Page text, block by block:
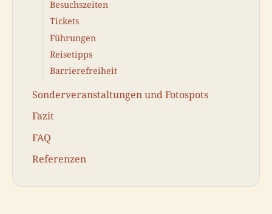
Besuchszeiten
Tickets
Führungen
Reisetipps
Barrierefreiheit
Sonderveranstaltungen und Fotospots
Fazit
FAQ
Referenzen